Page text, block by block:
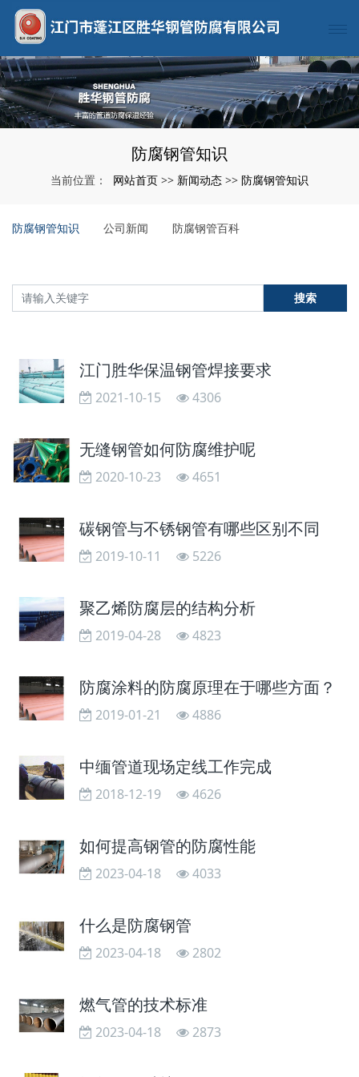
防腐钢管知识
当前位置： 网站首页 >> 新闻动态 >> 防腐钢管知识
防腐钢管知识 公司新闻 防腐钢管百科
搜索
江门胜华保温钢管焊接要求
2021-10-15 4306
无缝钢管如何防腐维护呢
2020-10-23 4651
碳钢管与不锈钢管有哪些区别不同
2019-10-11 5226
聚乙烯防腐层的结构分析
2019-04-28 4823
防腐涂料的防腐原理在于哪些方面？
2019-01-21 4886
中缅管道现场定线工作完成
2018-12-19 4626
如何提高钢管的防腐性能
2023-04-18 4033
什么是防腐钢管
2023-04-18 2802
燃气管的技术标准
2023-04-18 2873